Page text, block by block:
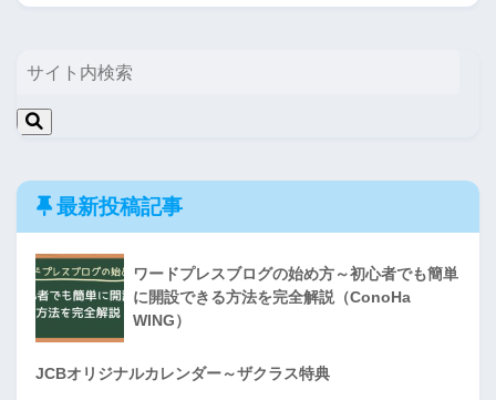
最新投稿記事
ワードプレスブログの始め方～初心者でも簡単
に開設できる方法を完全解説（ConoHa
WING）
JCBオリジナルカレンダー～ザクラス特典